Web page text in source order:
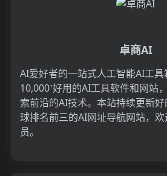
卓商AI
AI爱好者的一站式人工智能AI工
10,000⁺好用的AI工具软件和网站
索前沿的AI技术。本站持续更新
球排名前三的AI网址导航网站，
员。